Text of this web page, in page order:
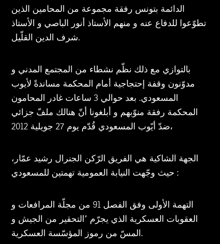
الدائمة بتونس رفقة مجموعة من المحامين الذين
تطوّعوا للدفاع عنه و منهم الأستاذ أنور الباصي و الأستاذ
شرف الدين القلّيل.
بالتوازي مع ذلك نظّم نشطاء من المجتمع المدني و
مدوّنون وقفة إحتجاجية أمام المحكمة مساندةً لأيوب
المسعودي. بعد حوالي 3 ساعات غادر المحامون
المحكمة رفقة منوّبهم و أبلغونا أنّ هنالك ملفّ جزائي
ضدّ أيّوب المسعودي قُدّم يوم 27 جويلية 2012،
الجهة الشاكية هي الفريق الرّكن الجنرال رشيد عمّار،
حيث وجّهت النيابة العمومية تهمتين للمسعودي :
التهمة الأولى وفق الفصل 91 من مجلّة المرافعات و
العقوبات العسكرية الذي يجرّم ٬التحقير من الجيش و
المسّ من رموز المؤسّسة العسكرية.